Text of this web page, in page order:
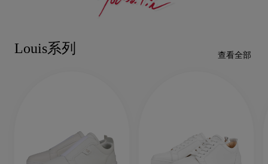
Louis系列 查看全部